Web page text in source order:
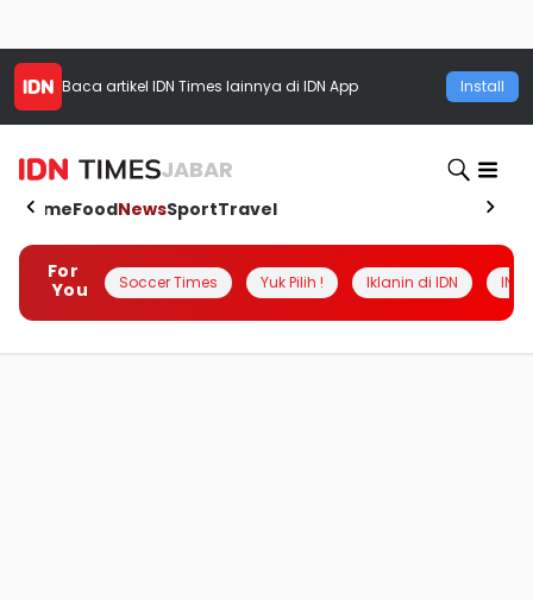
Baca artikel IDN Times lainnya di IDN App Install
JABAR
HomeFoodNewsSportTravel
For
You
Soccer Times Yuk Pilih ! Iklanin di IDN